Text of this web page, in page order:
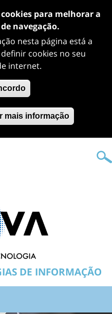
para melhorar a
navegação.
nesta página está a
cookies no seu
internet.
mais informação
DE INFORMAÇÃO